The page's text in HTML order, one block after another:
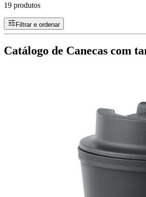
19 produtos
Filtrar e ordenar
Catálogo de Canecas com